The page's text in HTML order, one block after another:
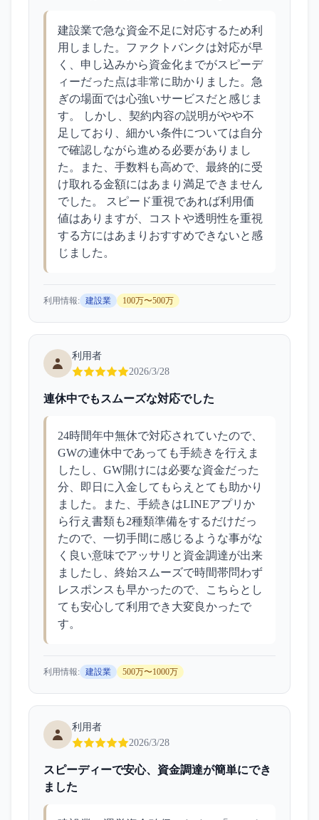
建設業で急な資金不足に対応するため利
用しました。ファクトバンクは対応が早
く、申し込みから資金化までがスピーデ
ィーだった点は非常に助かりました。急
ぎの場面では心強いサービスだと感じま
す。 しかし、契約内容の説明がやや不
足しており、細かい条件については自分
で確認しながら進める必要がありまし
た。また、手数料も高めで、最終的に受
け取れる金額にはあまり満足できません
でした。 スピード重視であれば利用価
値はありますが、コストや透明性を重視
する方にはあまりおすすめできないと感
じました。
利用情報: 建設業 100万〜500万
利用者
2026/3/28
連休中でもスムーズな対応でした
24時間年中無休で対応されていたので、
GWの連休中であっても手続きを行えま
したし、GW開けには必要な資金だった
分、即日に入金してもらえとても助かり
ました。また、手続きはLINEアプリか
ら行え書類も2種類準備をするだけだっ
たので、一切手間に感じるような事がな
く良い意味でアッサリと資金調達が出来
ましたし、終始スムーズで時間帯問わず
レスポンスも早かったので、こちらとし
ても安心して利用でき大変良かったで
す。
利用情報: 建設業 500万〜1000万
利用者
2026/3/28
スピーディーで安心、資金調達が簡単にでき
ました